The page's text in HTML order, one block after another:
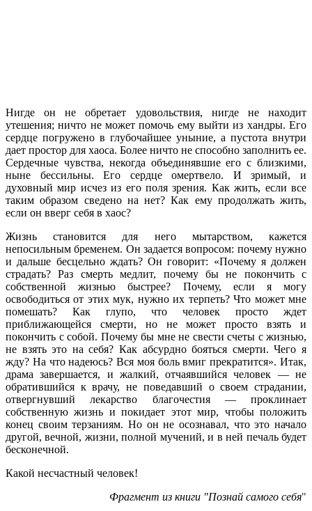
Нигде он не обретает удовольствия, нигде не находит
утешения; ничто не может помочь ему выйти из хандры. Его
сердце погружено в глубочайшее уныние, а пустота внутри
дает простор для хаоса. Более ничто не способно заполнить ее.
Сердечные чувства, некогда объединявшие его с близкими,
ныне бессильны. Его сердце омертвело. И зримый, и
духовный мир исчез из его поля зрения. Как жить, если все
таким образом сведено на нет? Как ему продолжать жить,
если он вверг себя в хаос?
Жизнь становится для него мытарством, кажется
непосильным бременем. Он задается вопросом: почему нужно
и дальше бесцельно ждать? Он говорит: «Почему я должен
страдать? Раз смерть медлит, почему бы не покончить с
собственной жизнью быстрее? Почему, если я могу
освободиться от этих мук, нужно их терпеть? Что может мне
помешать? Как глупо, что человек просто ждет
приближающейся смерти, но не может просто взять и
покончить с собой. Почему бы мне не свести счеты с жизнью,
не взять это на себя? Как абсурдно бояться смерти. Чего я
жду? На что надеюсь? Вся моя боль вмиг прекратится». Итак,
драма завершается, и жалкий, отчаявшийся человек — не
обратившийся к врачу, не поведавший о своем страдании,
отвергнувший лекарство благочестия — проклинает
собственную жизнь и покидает этот мир, чтобы положить
конец своим терзаниям. Но он не осознавал, что это начало
другой, вечной, жизни, полной мучений, и в ней печаль будет
бесконечной.
Какой несчастный человек!
Фрагмент из книги "Познай самого себя"